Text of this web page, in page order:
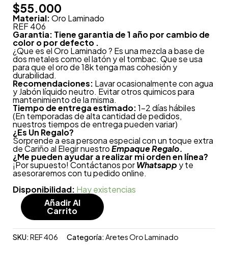
$55.000
Material:Oro Laminado
REF 406
Garantia: Tiene garantia de 1 año por cambio de
color o por defecto .
¿Que es el Oro Laminado ? Es una mezcla a base de
dos metales como el latón y el tombac. Que se usa
para que el oro de 18k tenga mas cohesión y
durabilidad.
Recomendaciones: Lavar ocasionalmente con agua
y Jabón líquido neutro. Evitar otros quimicos para
mantenimiento de la misma.
Tiempo de entrega estimado:1-2 días hábiles
(En temporadas de alta cantidad de pedidos,
nuestros tiempos de entrega pueden variar)
¿Es Un Regalo?
Sorprende a esa persona especial con un toque extra
de Cariño al Elegir nuestroEmpaque Regalo.
¿Me pueden ayudar a realizar mi orden en línea?
¡Por supuesto! Contáctanos porWhatsapp y te
asesoraremos con tu pedido online.
Disponibilidad: Hay existencias
Añadir Al
Carrito
SKU:REF 406 Categoría: Aretes Oro Laminado